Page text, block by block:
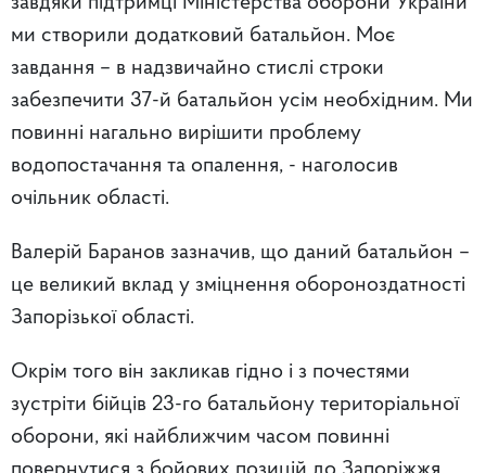
ми створили додатковий батальйон. Моє
завдання – в надзвичайно стислі строки
забезпечити 37-й батальйон усім необхідним. Ми
повинні нагально вирішити проблему
водопостачання та опалення, - наголосив
очільник області.
Валерій Баранов зазначив, що даний батальйон –
це великий вклад у зміцнення обороноздатності
Запорізької області.
Окрім того він закликав гідно і з почестями
зустріти бійців 23-го батальйону територіальної
оборони, які найближчим часом повинні